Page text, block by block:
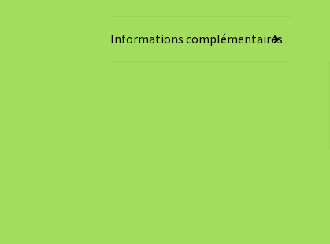
Informations complémentaires